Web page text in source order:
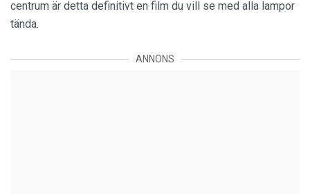
centrum är detta definitivt en film du vill se med alla lampor
tända.
ANNONS